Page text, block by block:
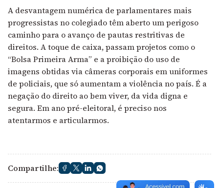
A desvantagem numérica de parlamentares mais
progressistas no colegiado têm aberto um perigoso
caminho para o avanço de pautas restritivas de
direitos. A toque de caixa, passam projetos como o
“Bolsa Primeira Arma” e a proibição do uso de
imagens obtidas via câmeras corporais em uniformes
de policiais, que só aumentam a violência no país. É a
negação do direito ao bem viver, da vida digna e
segura. Em ano pré-eleitoral, é preciso nos
atentarmos e articularmos.
Compartilhe: